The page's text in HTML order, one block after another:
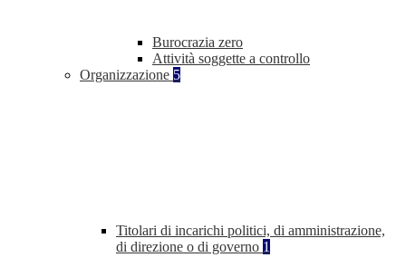
Burocrazia zero
Attività soggette a controllo
Organizzazione 5
Titolari di incarichi politici, di amministrazione,
di direzione o di governo 1